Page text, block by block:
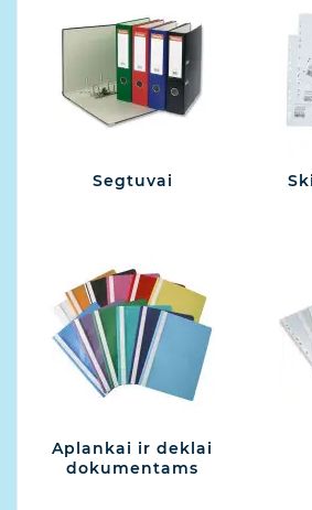
Segtuvai
Aplankai ir deklai
dokumentams